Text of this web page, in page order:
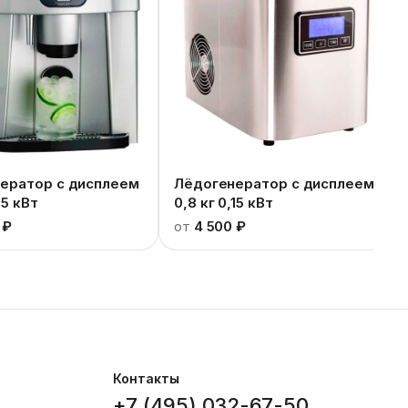
с дисплеем
кВт
₽
Лёдогенератор с дисплеем
0,8 кг 0,15 кВт
от 4 500 ₽
Контакты